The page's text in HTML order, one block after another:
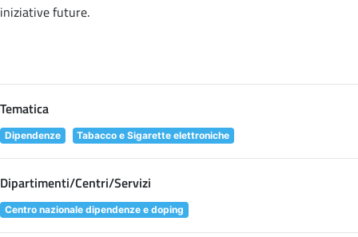
iniziative future.
Tematica
Dipendenze Tabacco e Sigarette elettroniche
Dipartimenti/Centri/Servizi
Centro nazionale dipendenze e doping